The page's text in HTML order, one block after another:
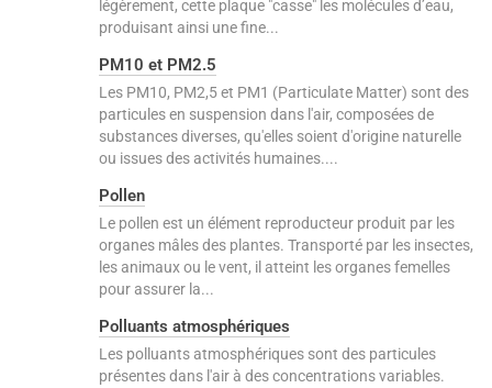
légèrement, cette plaque "casse" les molécules d’eau,
produisant ainsi une fine...
PM10 et PM2.5
Les PM10, PM2,5 et PM1 (Particulate Matter) sont des
particules en suspension dans l'air, composées de
substances diverses, qu'elles soient d'origine naturelle
ou issues des activités humaines....
Pollen
Le pollen est un élément reproducteur produit par les
organes mâles des plantes. Transporté par les insectes,
les animaux ou le vent, il atteint les organes femelles
pour assurer la...
Polluants atmosphériques
Les polluants atmosphériques sont des particules
présentes dans l'air à des concentrations variables.